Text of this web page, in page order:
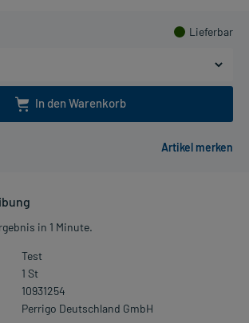
Lieferbar
In den Warenkorb
in 1 Minute.
Test
1 St
10931254
Perrigo Deutschland GmbH